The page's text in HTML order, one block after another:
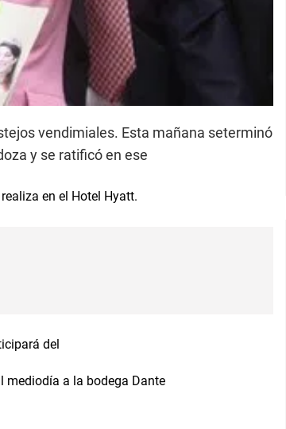
vendimiales. Esta mañana seterminó
y se ratificó en ese
en el Hotel Hyatt.
del
mediodía a la bodega Dante